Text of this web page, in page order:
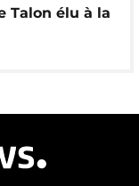
Talon élu à la